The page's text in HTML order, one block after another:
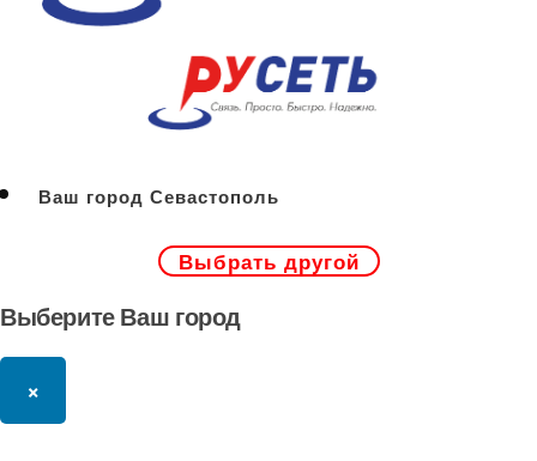
Ваш город Севастополь
Выбрать другой
Выберите Ваш город
×